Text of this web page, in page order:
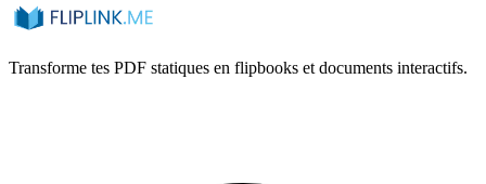
Transforme tes PDF statiques en flipbooks et documents interactifs.